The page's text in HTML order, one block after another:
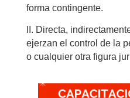
forma contingente.
II. Directa,
ejerzan el control de la
o cualquier otra figura